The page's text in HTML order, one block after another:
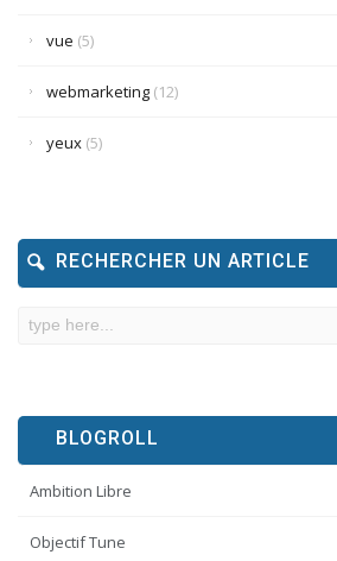
vue (5)
webmarketing (12)
yeux (5)
RECHERCHER UN ARTICLE
BLOGROLL
Ambition Libre
Objectif Tune